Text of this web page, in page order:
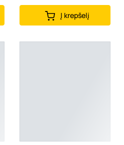
Į krepšelį